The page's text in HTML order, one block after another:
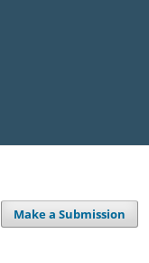
Make a Submission